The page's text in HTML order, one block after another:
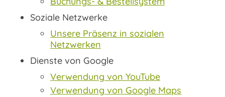
Soziale Netzwerke
Unsere Präsenz in sozialen
Netzwerken
Dienste von Google
Verwendung von YouTube
Verwendung von Google Maps